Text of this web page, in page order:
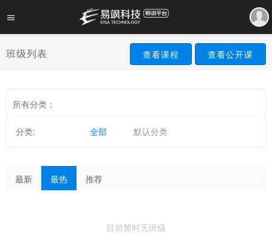
班级列表 查看课程 查看公开课
所有分类：
分类: 全部 默认分类
最新 最热 推荐
目前暂时无班级